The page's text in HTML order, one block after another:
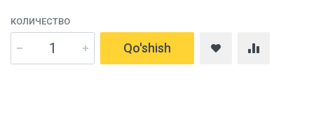
КОЛИЧЕСТВО
Qo'shish